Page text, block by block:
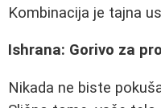
Kombinacija je tajna
Ishrana: Gorivo za
Nikada ne biste